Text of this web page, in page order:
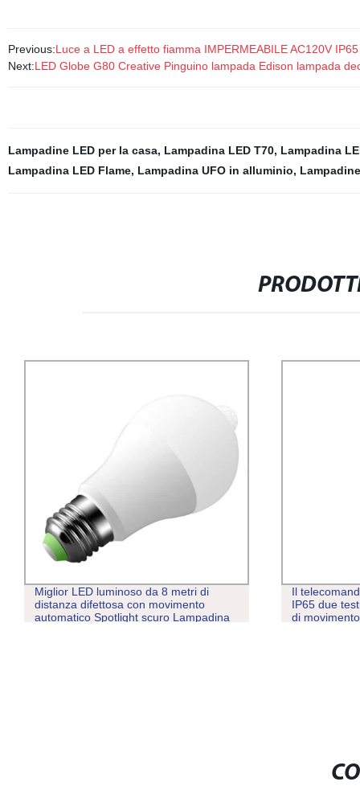
Previous:Luce a LED a effetto fiamma IMPERMEABILE AC120V
Next:LED Globe G80 Creative Pinguino lampada Edison lampada
Lampadine LED per la casa, Lampadina LED T70, Lampadina
Lampadina LED Flame, Lampadina UFO in alluminio,
Miglior LED luminoso da 8 metri di
distanza difettosa con movimento
automatico Spotlight scuro Lampadina
Il
IP65 due
di